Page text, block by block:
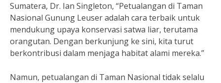
Sumatera, Dr. Ian Singleton, “Petualangan di Taman
Nasional Gunung Leuser adalah cara terbaik untuk
mendukung upaya konservasi satwa liar, terutama
orangutan. Dengan berkunjung ke sini, kita turut
berkontribusi dalam menjaga habitat alami mereka.”
Namun, petualangan di Taman Nasional tidak selalu